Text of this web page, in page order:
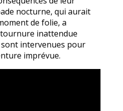
nocturne, qui aurait
de folie, a
inattendue
intervenues pour
imprévue.